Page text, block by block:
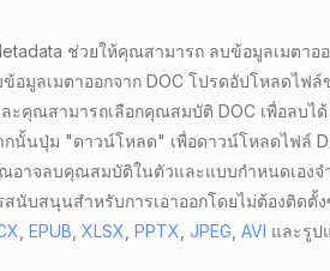
ช่วยให้คุณสามารถ ลบข้อมูลเมตาอ
อมูลเมตาออกจาก DOC โปรดอัปโหลดไฟ
ละคุณสามารถเลือกคุณสมบัติ DOC เพื่อลบ
นั้นปุ่ม "ดาวน์โหลด" เพื่อดาวน์โหลดไฟล์
ณอาจลบคุณสมบัติในตัวและแบบกําหนดเอง
นับสนุนสําหรับการเอาออกโดยไม่ต้องติดตั้
EPUB XLSX PPTX JPEG AVI และรูป